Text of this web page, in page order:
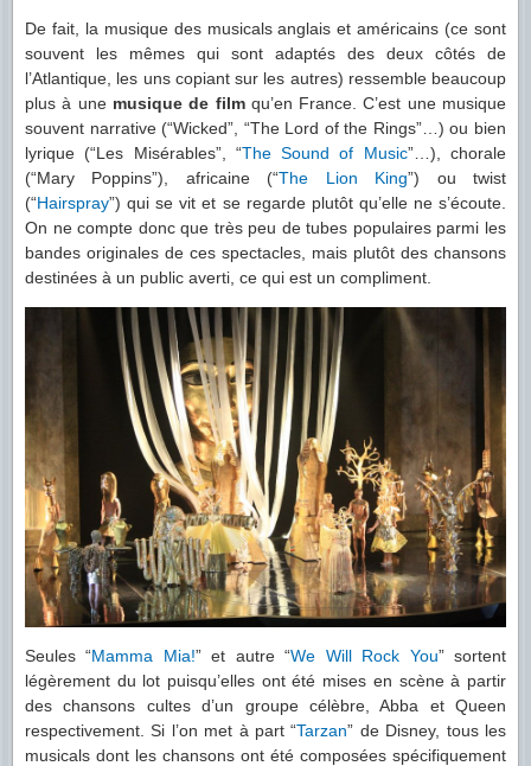
De fait, la musique des musicals anglais et américains (ce sont
souvent les mêmes qui sont adaptés des deux côtés de
l’Atlantique, les uns copiant sur les autres) ressemble beaucoup
plus à une musique de filmqu’en France. C’est une musique
souvent narrative (“Wicked”, “The Lord of the Rings”…) ou bien
lyrique (“Les Misérables”, “The Sound of Music”…), chorale
(“Mary Poppins”), africaine (“The Lion King”) ou twist
(“Hairspray”) qui se vit et se regarde plutôt qu’elle ne s’écoute.
On ne compte donc que très peu de tubes populaires parmi les
bandes originales de ces spectacles, mais plutôt des chansons
destinées à un public averti, ce qui est un compliment.
Seules “Mamma Mia!” et autre “We Will Rock You” sortent
légèrement du lot puisqu’elles ont été mises en scène à partir
des chansons cultes d’un groupe célèbre, Abba et Queen
respectivement. Si l’on met à part “Tarzan” de Disney, tous les
musicals dont les chansons ont été composées spécifiquement